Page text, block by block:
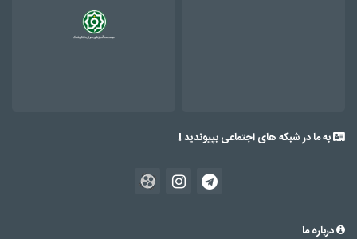
به ما در شبکه های اجتماعی بپیوندید !
درباره ما